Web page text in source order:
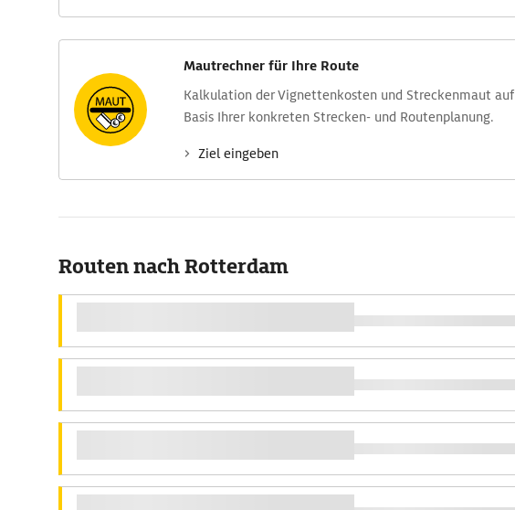
Mautrechner für Ihre Route
Kalkulation der Vignettenkosten und Streckenmaut auf
Basis Ihrer konkreten Strecken- und Routenplanung.
Ziel eingeben
Routen nach Rotterdam